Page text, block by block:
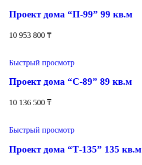
Проект дома “П-99” 99 кв.м
10 953 800 ₸
Быстрый просмотр
Проект дома “С-89” 89 кв.м
10 136 500 ₸
Быстрый просмотр
Проект дома “Т-135” 135 кв.м